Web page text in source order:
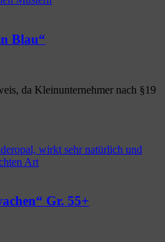
Blau“
da Kleinunternehmer nach §19
Gr. 55+